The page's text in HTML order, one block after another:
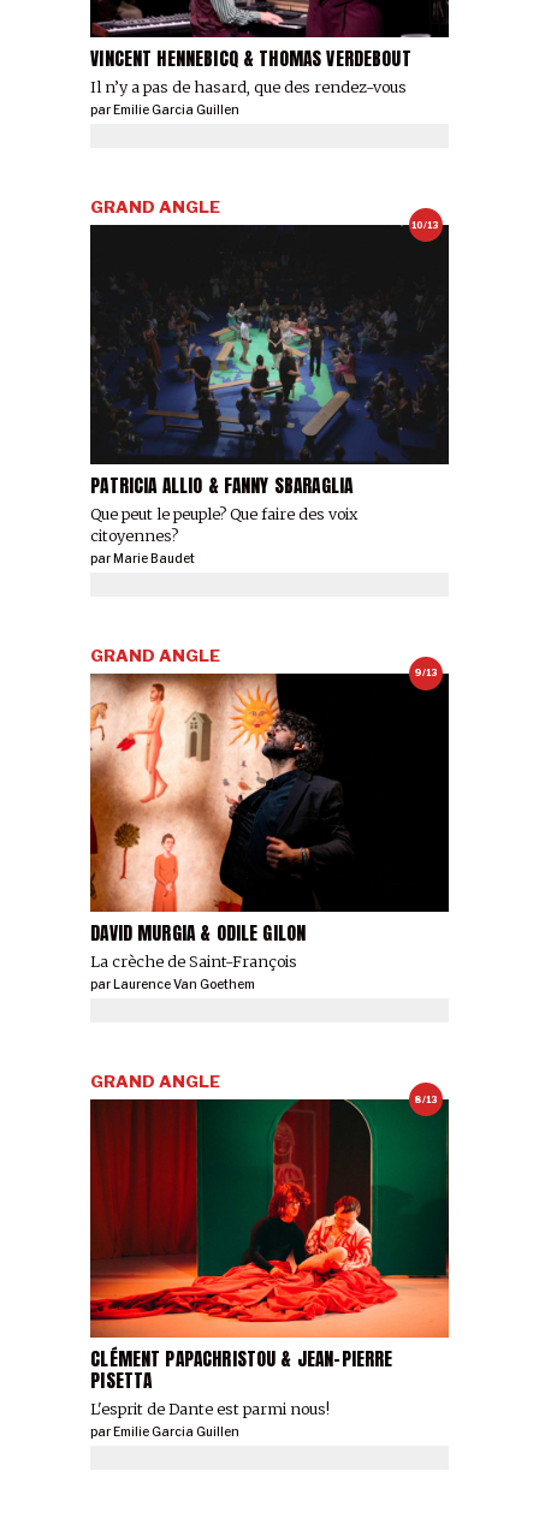
VINCENT HENNEBICQ & THOMAS VERDEBOUT
Il n’y a pas de hasard, que des rendez-vous
par Emilie Garcia Guillen
10/13
PATRICIA ALLIO & FANNY SBARAGLIA
Que peut le peuple? Que faire des voix
citoyennes?
GRAND ANGLE
parMarie Baudet
9/13
DAVID MURGIA & ODILE GILON
La crèche de Saint-François
GRAND ANGLE
parLaurence Van Goethem
8/13
CLÉMENT PAPACHRISTOU & JEAN-PIERRE
PISETTA
L'esprit de Dante est parmi nous!
GRAND ANGLE
par Emilie Garcia Guillen